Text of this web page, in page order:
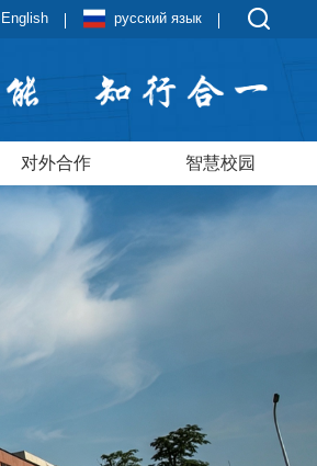
English русский язык
对外合作 智慧校园